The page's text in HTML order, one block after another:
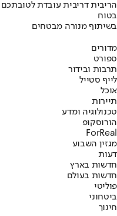
הריבית דריבית עובדת
בטוח
בשיתוף מנורה מבטחים
מדורים
ספורט
תרבות ובידור
לייף סטייל
אוכל
תיירות
טכנולוגיה ומדע
הורוסקופ
ForReal
מגזין השבוע
דעות
חדשות בארץ
חדשות בעולם
פוליטי
ביטחוני
חינוך